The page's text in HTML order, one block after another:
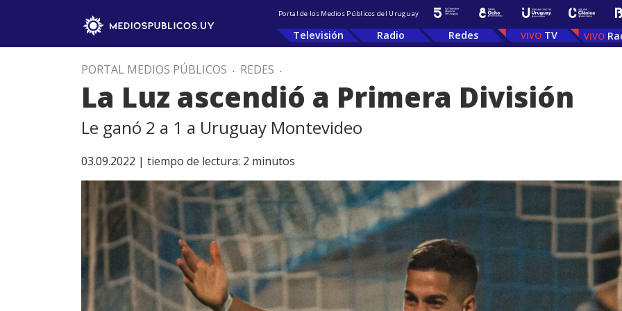
Portal de los Medios Públicos del Uruguay
Televisión Radio Redes TV
PORTAL MEDIOS PÚBLICOS . REDES .
La Luz ascendió a Primera División
Le ganó 2 a 1 a Uruguay Montevideo
03.09.2022 | tiempo de lectura: 2 minutos